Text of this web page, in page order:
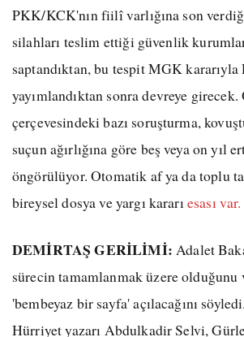
PKK/KCK'nın fiilî varlığına son
silahları teslim ettiği güvenlik
saptandıktan, bu tespit MGK kararıyla
yayımlandıktan sonra devreye
çerçevesindeki bazı soruşturma,
suçun ağırlığına göre beş veya on yıl
öngörülüyor. Otomatik af ya da toplu
bireysel dosya ve yargı kararıesası var.
DEMİRTAŞ GERİLİMİ: Adalet
sürecin tamamlanmak üzere olduğunu
'bembeyaz bir sayfa' açılacağını
Hürriyet yazarı Abdulkadir Selvi,